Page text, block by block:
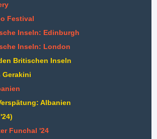
Festival
Inseln: Edinburgh
Inseln: London
Britischen Inseln
Gerakini
Albanien
Funchal '24